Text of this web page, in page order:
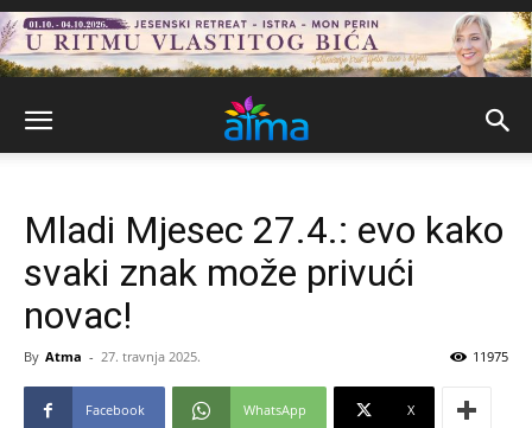
Mladi Mjesec 27.4.: evo kako
svaki znak može privući
novac!
By Atma - 27. travnja 2025. 11975
Facebook WhatsApp X